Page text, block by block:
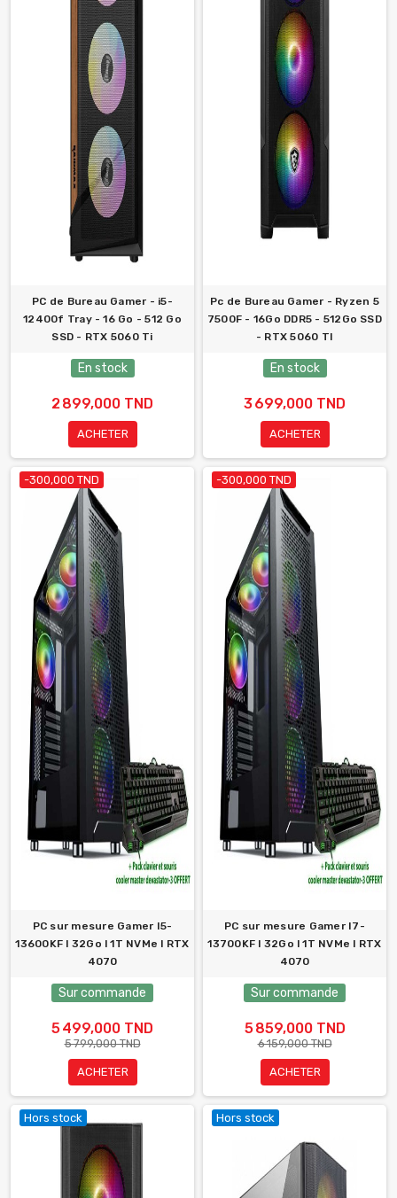
PC de Bureau Gamer - i5-
12400f Tray - 16 Go - 512 Go
SSD - RTX 5060 Ti
En stock
2 899,000 TND
ACHETER
Pc de Bureau Gamer - Ryzen 5
7500F - 16Go DDR5 - 512Go SSD
- RTX 5060 TI
En stock
3 699,000 TND
ACHETER
-300,000 TND
PC sur mesure Gamer I5-
13600KF l 32Go l 1T NVMe l RTX
4070
Sur commande
5 499,000 TND
5 799,000 TND
ACHETER
-300,000 TND
PC sur mesure Gamer I7-
13700KF l 32Go l 1T NVMe l RTX
4070
Sur commande
5 859,000 TND
6 159,000 TND
ACHETER
Hors stock Hors stock